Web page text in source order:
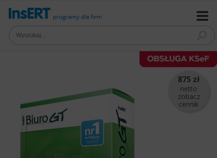
875 zł
netto
zobacz
cennik